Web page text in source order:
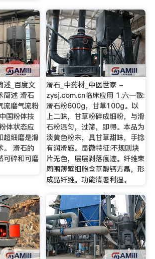
述_百度文
简述 滑石
流磨气流粉
国粉体技
体状态应
超细磨是滑
。 滑石的
可碎和可磨
滑石_中药材_中医世家 -
zysj.com.cn临床应用 1.六一散:
滑石粉600g，甘草100g。以
上二味，甘草粉碎成细粉，与滑
石粉混匀，过筛，即得。本品为
淡黄色粉末，具甘草甜味，手捻
有润滑感。显微特征:不规则块
片无色，层层剥落痕迹。纤维束
周围薄壁细胞含草酸钙方晶，形
成晶纤维。功能清暑利湿。